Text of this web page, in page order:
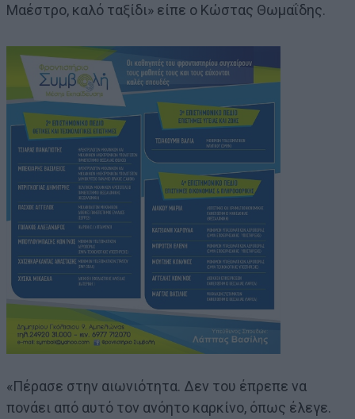
Μαέστρο, καλό ταξίδι» είπε ο Κώστας Θωμαΐδης.
«Πέρασε στην αιωνιότητα. Δεν του έπρεπε να
πονάει από αυτό τον ανόητο καρκίνο, όπως έλεγε.